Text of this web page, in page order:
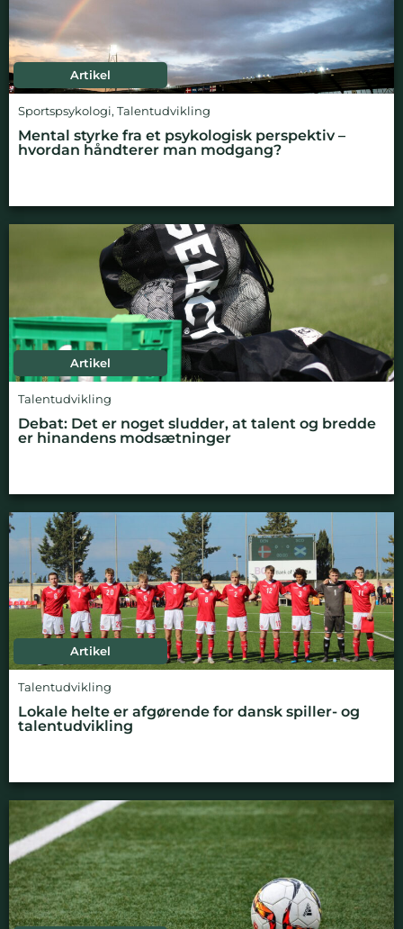
Artikel
Sportspsykologi, Talentudvikling
Mental styrke fra et psykologisk perspektiv –
hvordan håndterer man modgang?
Artikel
Talentudvikling
Debat: Det er noget sludder, at talent og bredde
er hinandens modsætninger
Artikel
Talentudvikling
Lokale helte er afgørende for dansk spiller- og
talentudvikling